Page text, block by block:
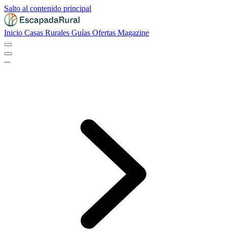
Salto al contenido principal
Inicio Casas Rurales Guías Ofertas Magazine
...